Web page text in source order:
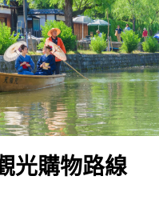
光購物路線